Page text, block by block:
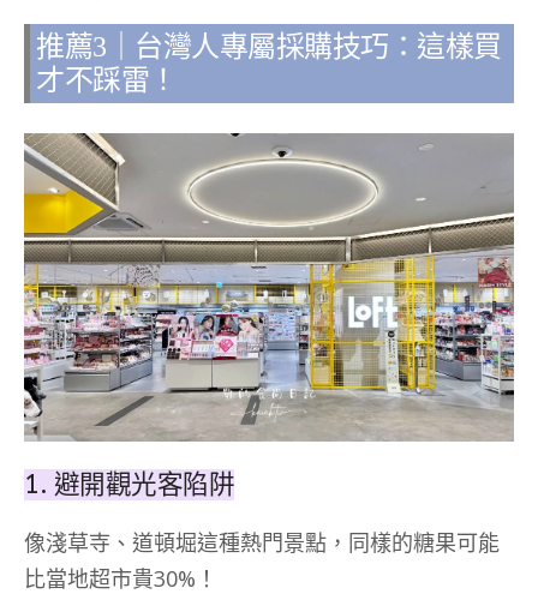
推薦3｜台灣人專屬採購技巧：這樣買
才不踩雷！
1. 避開觀光客陷阱
像淺草寺、道頓堀這種熱門景點，同樣的糖果可能
比當地超市貴30%！